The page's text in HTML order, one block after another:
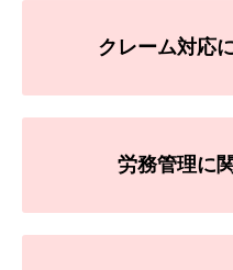
クレーム対応
労務管理に